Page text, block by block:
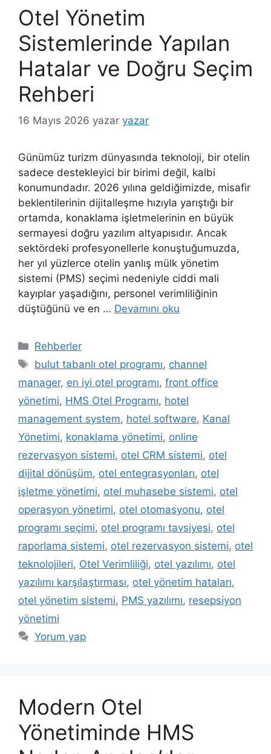
Otel Yönetim
Sistemlerinde Yapılan
Hatalar ve Doğru Seçim
Rehberi
16 Mayıs 2026 yazar yazar
Günümüz turizm dünyasında teknoloji, bir otelin
sadece destekleyici bir birimi değil, kalbi
konumundadır. 2026 yılına geldiğimizde, misafir
beklentilerinin dijitalleşme hızıyla yarıştığı bir
ortamda, konaklama işletmelerinin en büyük
sermayesi doğru yazılım altyapısıdır. Ancak
sektördeki profesyonellerle konuştuğumuzda,
her yıl yüzlerce otelin yanlış mülk yönetim
sistemi (PMS) seçimi nedeniyle ciddi mali
kayıplar yaşadığını, personel verimliliğinin
düştüğünü ve en … Devamını oku
Kategoriler
Rehberler
Etiketler
bulut tabanlı otel programı, channel
manager, en iyi otel programı, front office
yönetimi, HMS Otel Programı, hotel
management system, hotel software, Kanal
Yönetimi, konaklama yönetimi, online
rezervasyon sistemi, otel CRM sistemi, otel
dijital dönüşüm, otel entegrasyonları, otel
işletme yönetimi, otel muhasebe sistemi, otel
operasyon yönetimi, otel otomasyonu, otel
programı seçimi, otel programı tavsiyesi, otel
raporlama sistemi, otel rezervasyon sistemi, otel
teknolojileri, Otel Verimliliği, otel yazılımı, otel
yazılımı karşılaştırması, otel yönetim hataları,
otel yönetim sistemi, PMS yazılımı, resepsiyon
yönetimi
Yorum yap
Modern Otel
Yönetiminde HMS